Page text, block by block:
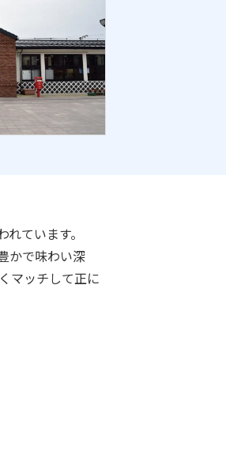
ています。
かで味わい深
マッチして正に